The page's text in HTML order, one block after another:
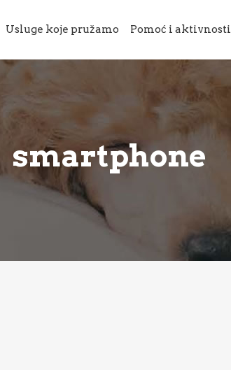
Usluge koje pružamo Pomoć i aktivnosti
smartphone